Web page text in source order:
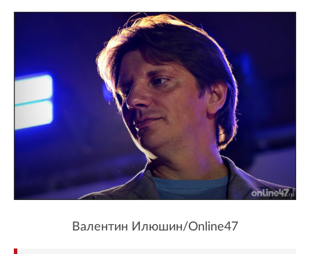
Валентин Илюшин/Online47